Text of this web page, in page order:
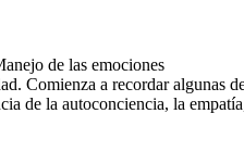
de las emociones
Comienza a recordar algunas
de la autoconciencia, la